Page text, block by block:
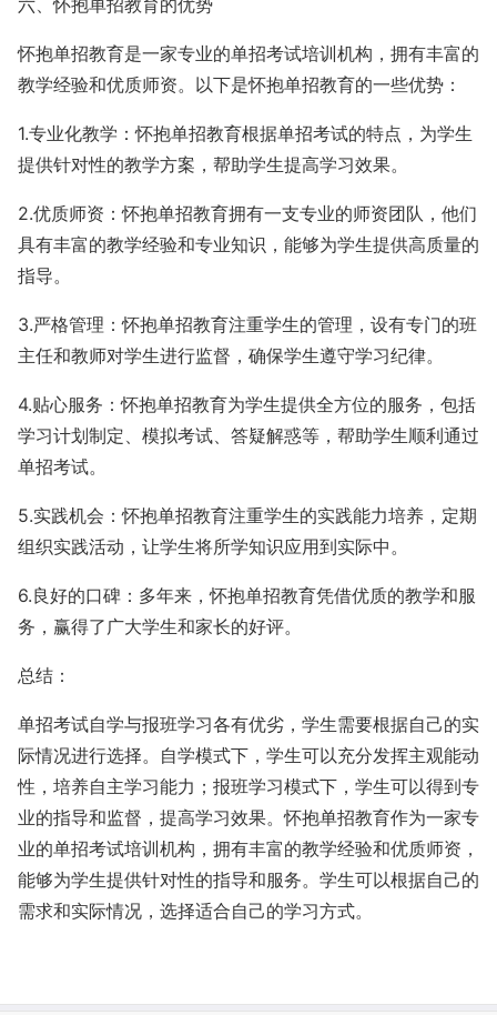
六、怀抱单招教育的优势
怀抱单招教育是一家专业的单招考试培训机构，拥有丰富的
教学经验和优质师资。以下是怀抱单招教育的一些优势：
1.专业化教学：怀抱单招教育根据单招考试的特点，为学生
提供针对性的教学方案，帮助学生提高学习效果。
2.优质师资：怀抱单招教育拥有一支专业的师资团队，他们
具有丰富的教学经验和专业知识，能够为学生提供高质量的
指导。
3.严格管理：怀抱单招教育注重学生的管理，设有专门的班
主任和教师对学生进行监督，确保学生遵守学习纪律。
4.贴心服务：怀抱单招教育为学生提供全方位的服务，包括
学习计划制定、模拟考试、答疑解惑等，帮助学生顺利通过
单招考试。
5.实践机会：怀抱单招教育注重学生的实践能力培养，定期
组织实践活动，让学生将所学知识应用到实际中。
6.良好的口碑：多年来，怀抱单招教育凭借优质的教学和服
务，赢得了广大学生和家长的好评。
总结：
单招考试自学与报班学习各有优劣，学生需要根据自己的实
际情况进行选择。自学模式下，学生可以充分发挥主观能动
性，培养自主学习能力；报班学习模式下，学生可以得到专
业的指导和监督，提高学习效果。怀抱单招教育作为一家专
业的单招考试培训机构，拥有丰富的教学经验和优质师资，
能够为学生提供针对性的指导和服务。学生可以根据自己的
需求和实际情况，选择适合自己的学习方式。